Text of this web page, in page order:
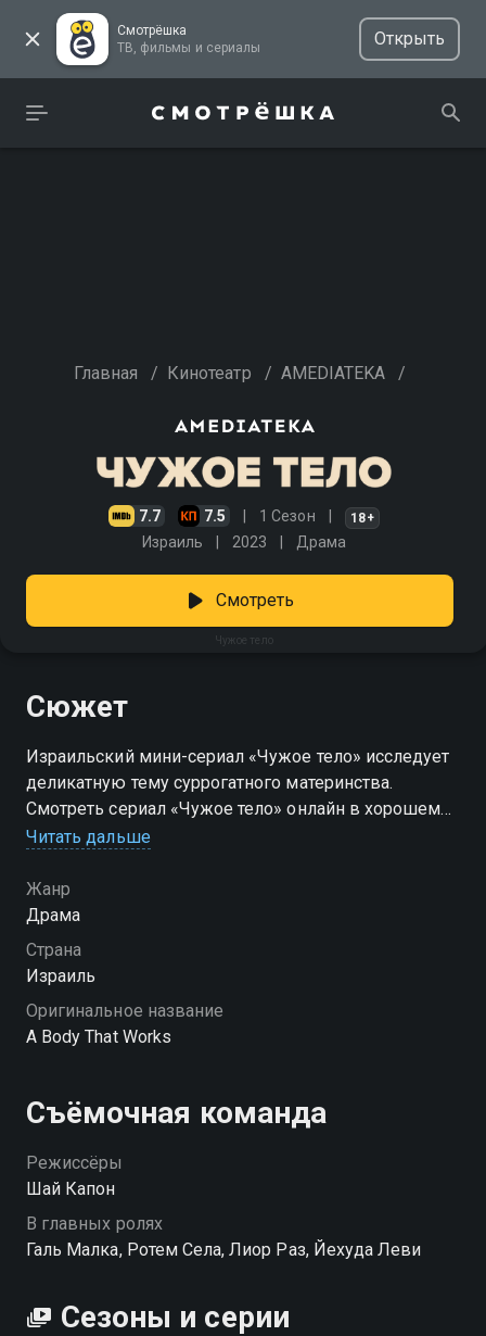
Смотрёшка
ТВ, фильмы и сериалы
Открыть
Главная / Кинотеатр / AMEDIATEKA /
7.7 7.5 1 Сезон 18+
Израиль 2023 Драма
Чужое тело
Смотреть
Сюжет
Израильский мини-сериал «Чужое тело» исследует
деликатную тему суррогатного материнства.
Смотреть сериал «Чужое тело» онлайн в хорошем
качестве вы можете в подписке Амедиатека в
Читать дальше
Жанр
Драма
Страна
Израиль
Оригинальное название
A Body That Works
Съёмочная команда
Режиссёры
Шай Капон
В главных ролях
Галь Малка, Ротем Села, Лиор Раз, Йехуда Леви
Сезоны и серии